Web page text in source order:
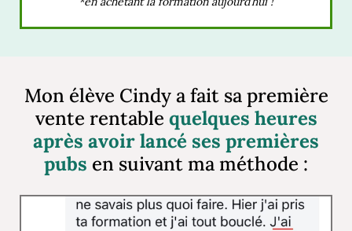
Mon élève Cindy a fait sa première
vente rentable quelques heures
après avoir lancé ses premières
pubs en suivant ma méthode :